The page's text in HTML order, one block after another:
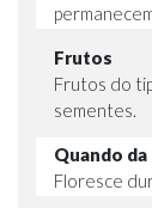
Frutos
Frutos do
sementes.
Quando da
Floresce